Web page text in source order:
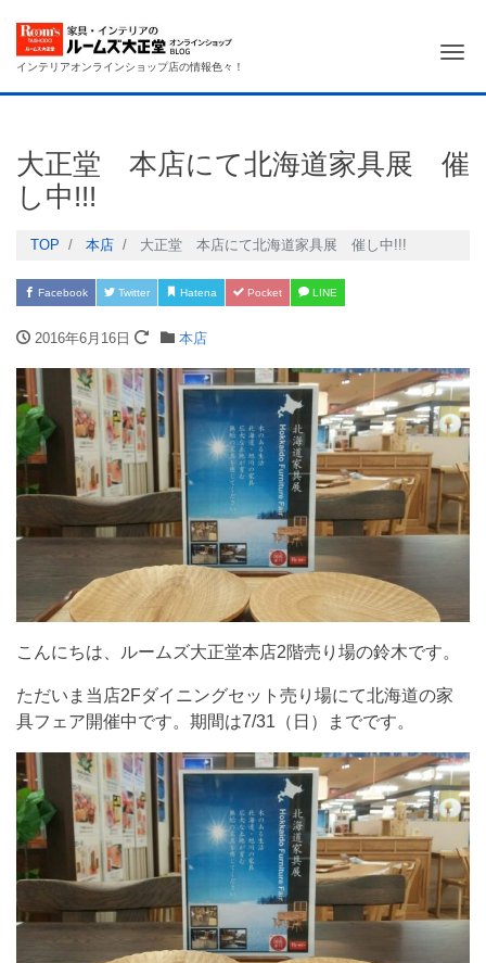
インテリアオンラインショップ店の情報色々！
大正堂 本店にて北海道家具展 催
し中!!!
TOP 本店 大正堂 本店にて北海道家具展 催し中!!!
Facebook Twitter Hatena Pocket LINE
2016年6月16日 本店
こんにちは、ルームズ大正堂本店2階売り場の鈴木です。
ただいま当店2Fダイニングセット売り場にて北海道の家
具フェア開催中です。期間は7/31（日）までです。